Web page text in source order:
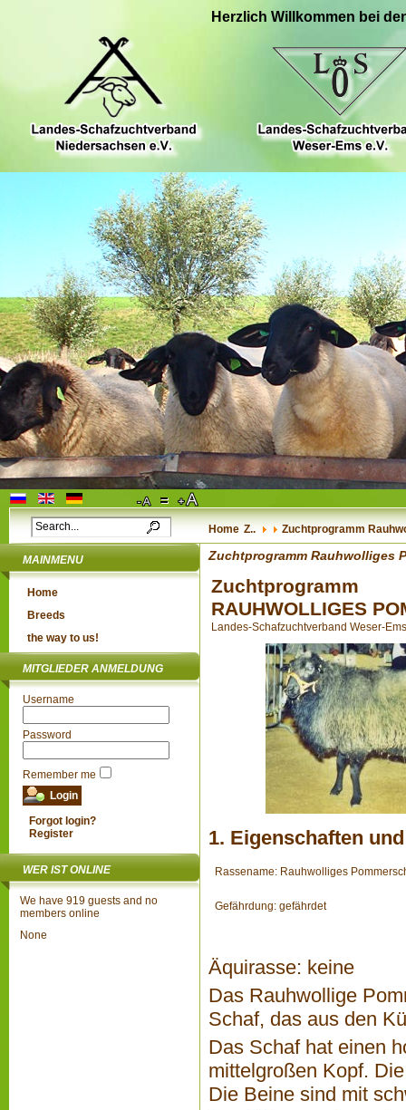
Herzlich Willkommen bei
Home Z.. Zuchtprogramm
MAINMENU
Home
Breeds
the way to us!
MITGLIEDER ANMELDUNG
Username
Password
Remember me
Forgot login?
Register
WER IST ONLINE
We have 919 guests and no
members online
None
Zuchtprogramm Rauhwolliges
Zuchtprogramm
RAUHWOLLIGES
Landes-Schafzuchtverband Weser-
1. Eigenschaften
Rassename: Rauhwolliges
Gefährdung: gefährdet
Äquirasse: keine
Das Rauhwollige
Schaf, das aus den
Das Schaf hat einen
mittelgroßen Kopf.
Die Beine sind mit